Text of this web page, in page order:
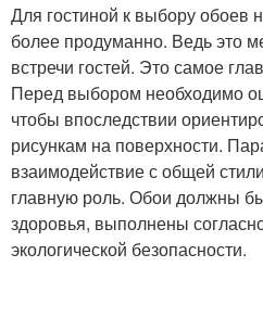
Для гостиной к выбору обоев
более продуманно. Ведь это
встречи гостей. Это самое
Перед выбором необходимо
чтобы впоследствии
рисункам на поверхности.
взаимодействие с общей
главную роль. Обои должны
здоровья, выполнены
экологической безопасности.